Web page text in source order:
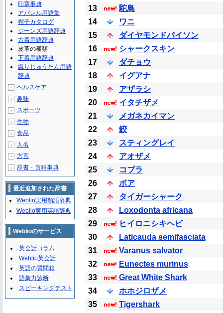
13
駝鳥
14
ワニ
15
ダイヤモンドパイソン
16
シャークスキン
17
ダチョウ
18
イグアナ
19
アザラシ
20
イタチザメ
21
メガネカイマン
22
鮫
23
スティングレイ
24
アオザメ
25
コブラ
26
ボア
27
タイガーシャーク
28
Loxodonta africana
29
ヒイロニシキヘビ
30
Laticauda semifasciata
31
Varanus salvator
32
Eunectes murinus
33
Great White Shark
34
ホホジロザメ
35
Tigershark
印章事典
アパレル用語集
帽子カタログ
ジーンズ用語辞典
古着用語辞典
皮革の種類
下着用語辞典
織りじゅうたん用語
辞典
＋ ヘルスケア
＋ 趣味
＋ スポーツ
＋ 生物
＋ 食品
＋ 人名
＋ 方言
＋ 辞書・百科事典
最近追加された辞書
Weblio実用類語辞典
Weblio実用英語辞典
Weblioのサービス
英会話コラム
Weblio英会話
英語の質問箱
語彙力診断
スピーキングテスト